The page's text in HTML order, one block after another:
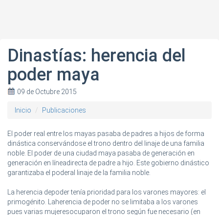
Dinastías: herencia del
poder maya
09 de Octubre 2015
Inicio Publicaciones
El poder real entre los mayas pasaba de padres a hijos de forma
dinástica conservándose el trono dentro del linaje de una familia
noble. El poder de una ciudad maya pasaba de generación en
generación en líneadirecta de padre a hijo. Este gobierno dinástico
garantizaba el poderal linaje de la familia noble.
La herencia depoder tenía prioridad para los varones mayores: el
primogénito. Laherencia de poder no se limitaba a los varones
pues varias mujeresocuparon el trono según fue necesario (en